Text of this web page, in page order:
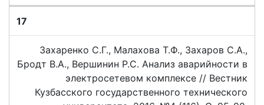
17
Захаренко С.Г., Малахова Т.Ф., Захаров С.А.,
Бродт В.А., Вершинин Р.С. Анализ аварийности в
электросетевом комплексе // Вестник
Кузбасского государственного технического